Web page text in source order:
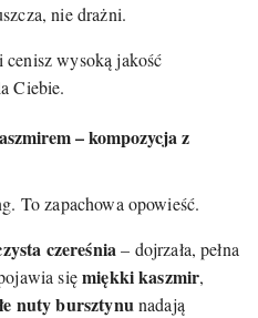
nie drażni.
cenisz wysoką jakość
Ciebie.
– kompozycja z
To zapachowa opowieść.
czereśnia– dojrzała, pełna
sięmiękki kaszmir,
nuty bursztynunadają